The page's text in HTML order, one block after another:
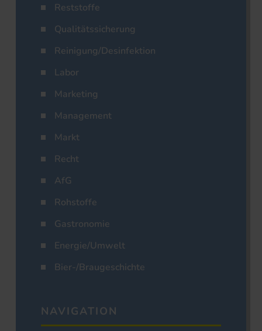
Reststoffe
Qualitätssicherung
Reinigung/Desinfektion
Labor
Marketing
Management
Markt
Recht
AfG
Rohstoffe
Gastronomie
Energie/Umwelt
Bier-/Braugeschichte
NAVIGATION